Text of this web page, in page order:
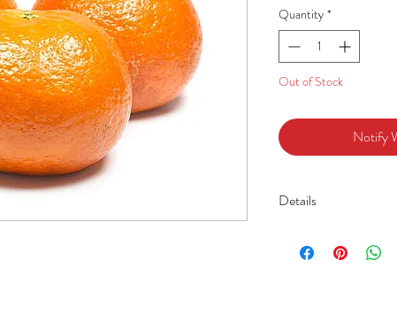
Quantity *
Out of Stock
Notify
Details